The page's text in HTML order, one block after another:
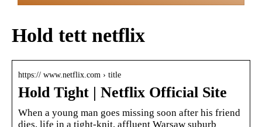
Hold tett netflix
https:// www.netflix.com › title
Hold Tight | Netflix Official Site
When a young man goes missing soon after his friend
dies, life in a tight-knit, affluent Warsaw suburb